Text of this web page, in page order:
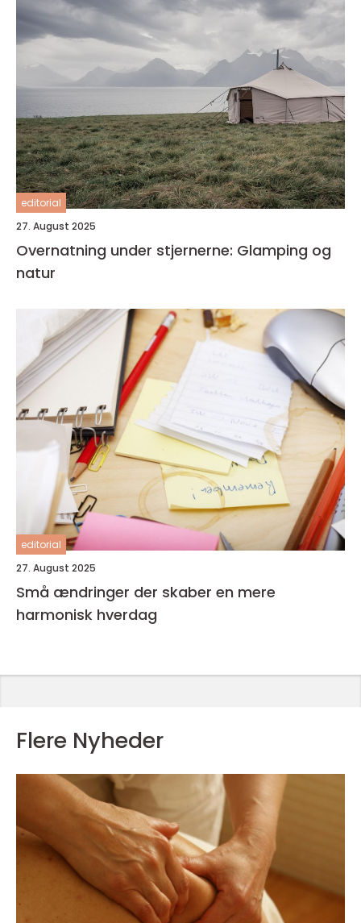
editorial
27. August 2025
Overnatning under stjernerne: Glamping og
natur
editorial
27. August 2025
Små ændringer der skaber en mere
harmonisk hverdag
Flere Nyheder